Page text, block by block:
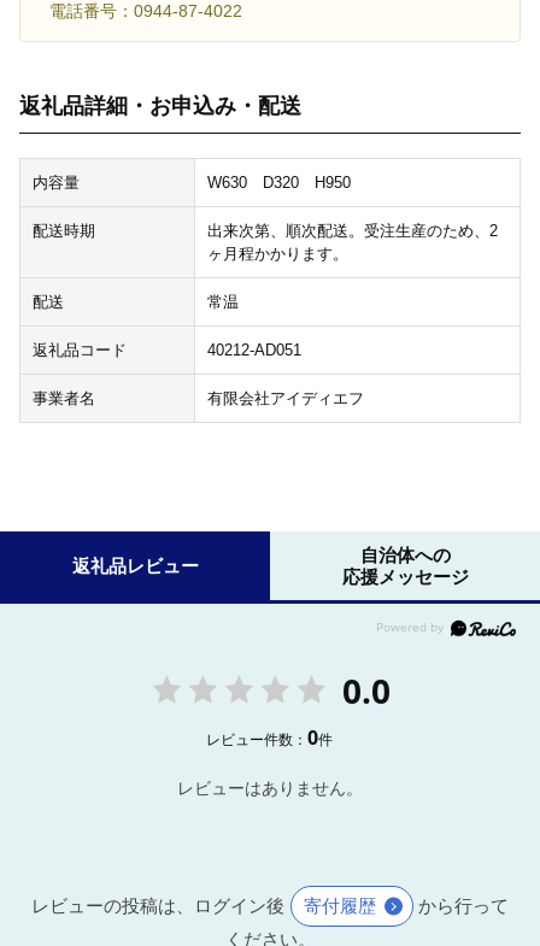
電話番号：0944-87-4022
返礼品詳細・お申込み・配送
内容量 W630 D320 H950
配送時期
出来次第、順次配送。受注生産のため、2
ヶ月程かかります。
配送 常温
返礼品コード 40212-AD051
事業者名 有限会社アイディエフ
返礼品レビュー
自治体への
応援メッセージ
0.0
レビュー件数：0件
レビューはありません。
レビューの投稿は、ログイン後 寄付履歴
から行って
ください。